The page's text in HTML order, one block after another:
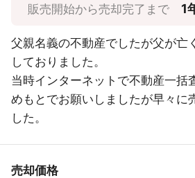
販売開始から売却完了まで 1
父親名義の不動産でしたが父が亡
しておりました。
当時インターネットで不動産一括
めもとでお願いしましたが早々に
した。
売却価格